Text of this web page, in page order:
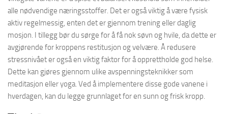
alle nødvendige næringsstoffer. Det er også viktig å være fysisk
aktiv regelmessig, enten det er gjennom trening eller daglig
mosjon. I tillegg bør du sørge for å få nok søvn og hvile, da dette er
avgjørende for kroppens restitusjon og velvære. Å redusere
stressnivået er også en viktig faktor for å opprettholde god helse.
Dette kan gjøres gjennom ulike avspenningsteknikker som
meditasjon eller yoga. Ved å implementere disse gode vanene i
hverdagen, kan du legge grunnlaget for en sunn og frisk kropp.